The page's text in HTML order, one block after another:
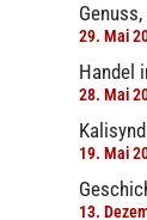
29. Mai
Handel
28. Mai
19. Mai
13.